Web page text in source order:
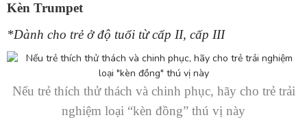
Kèn Trumpet
*Dành cho trẻ ở độ tuổi từ cấp II, cấp III
Nếu trẻ thích thử thách và chinh phục, hãy cho trẻ trải
nghiệm loại “kèn đồng” thú vị này